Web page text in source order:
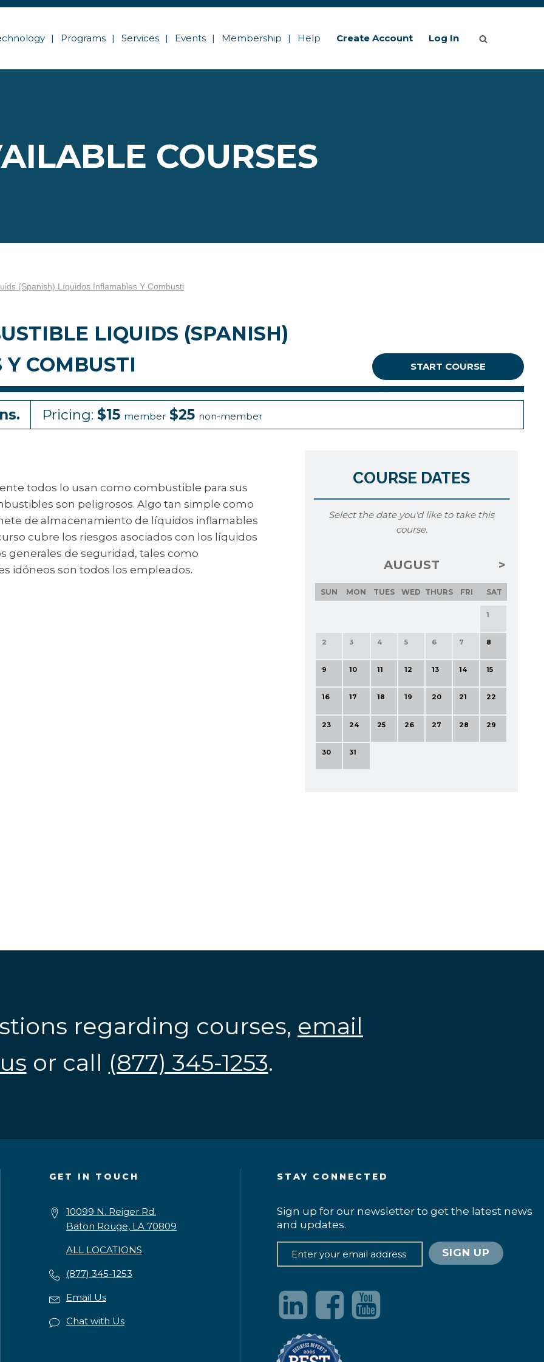
Programs Services Events Membership Help Create Account Log In
COURSES
(Spanish) Líquidos Inflamables Y Combusti
LIQUIDS (SPANISH)
COMBUSTI
START COURSE
Pricing: $15 member $25 non-member
todos lo usan como combustible para sus
son peligrosos. Algo tan simple como
de almacenamiento de líquidos inflamables
cubre los riesgos asociados con los líquidos
generales de seguridad, tales como
idóneos son todos los empleados.
COURSE DATES
Select the date you'd like to take this
course.
AUGUST
SUN MON TUES WED THURS FRI SAT
1
2 3 4 5 6 7 8
9 10 11 12 13 14 15
16 17 18 19 20 21 22
23 24 25 26 27 28 29
30 31
regarding courses, email
or call (877) 345-1253.
GET IN TOUCH
10099 N. Reiger Rd.
Baton Rouge, LA 70809
ALL LOCATIONS
(877) 345-1253
Email Us
Chat with Us
STAY CONNECTED
Sign up for our newsletter to get the latest news
and updates.